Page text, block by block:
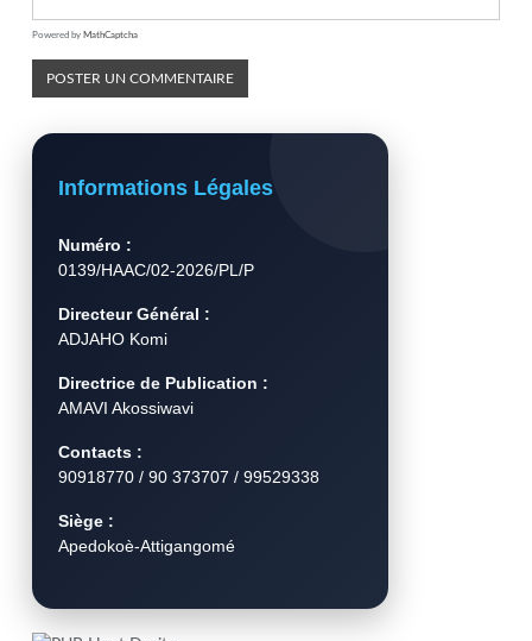
Powered by MathCaptcha
Informations Légales
Numéro :
0139/HAAC/02-2026/PL/P
Directeur Général :
ADJAHO Komi
Directrice de Publication :
AMAVI Akossiwavi
Contacts :
90918770 / 90 373707 / 99529338
Siège :
Apedokoè-Attigangomé